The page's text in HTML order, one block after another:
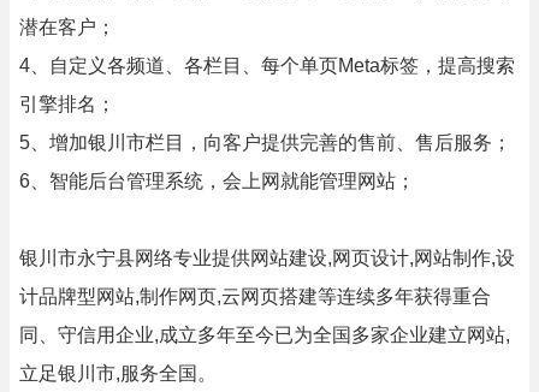
潜在客户；
4、自定义各频道、各栏目、每个单页Meta标签，提高搜索
引擎排名；
5、增加银川市栏目，向客户提供完善的售前、售后服务；
6、智能后台管理系统，会上网就能管理网站；
银川市永宁县网络专业提供网站建设,网页设计,网站制作,设
计品牌型网站,制作网页,云网页搭建等连续多年获得重合
同、守信用企业,成立多年至今已为全国多家企业建立网站,
立足银川市,服务全国。